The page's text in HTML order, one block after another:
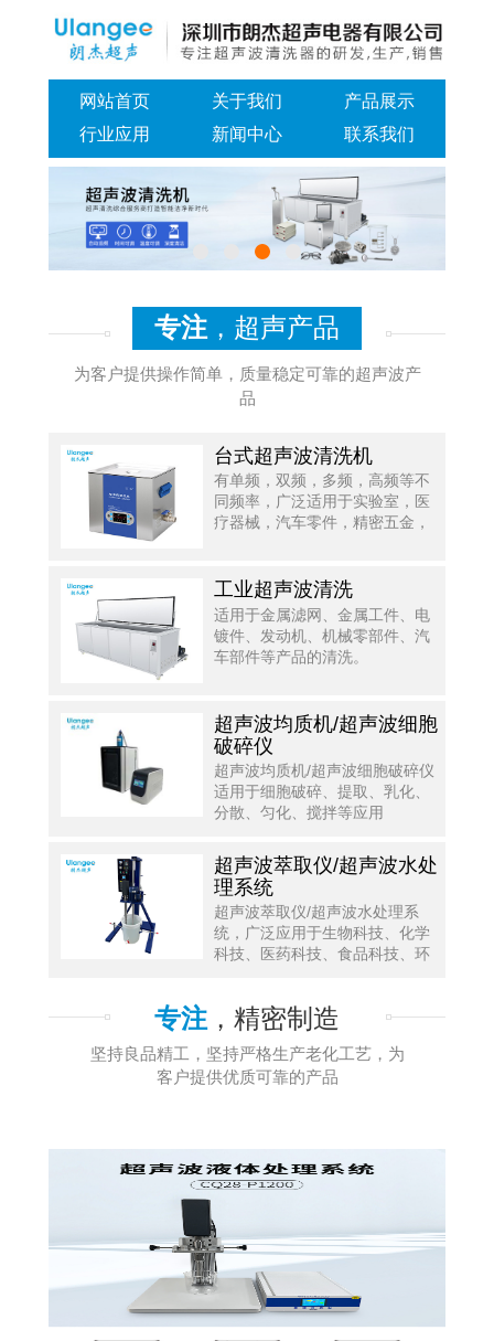
网站首页 关于我们
产品展示
行业应用
新闻中心 联系我们
专注 ，超声产品
为客户提供操作简单，质量稳定可靠的超声波产
品
台式超声波清洗机
有单频，双频，多频，高频等不
同频率，广泛适用于实验室，医
疗器械，汽车零件，精密五金，
工业超声波清洗
适用于金属滤网、金属工件、电
镀件、发动机、机械零部件、汽
车部件等产品的清洗。
超声波均质机/超声波细胞
破碎仪
超声波均质机/超声波细胞破碎仪
适用于细胞破碎、提取、乳化、
分散、匀化、搅拌等应用
超声波萃取仪/超声波水处
理系统
超声波萃取仪/超声波水处理系
统，广泛应用于生物科技、化学
科技、医药科技、食品科技、环
专注 ，精密制造
坚持良品精工，坚持严格生产老化工艺，为
客户提供优质可靠的产品